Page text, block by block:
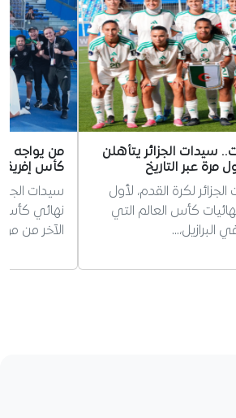
سيدات الجزائر يتأهلن
مرة عبر التاريخ
لكرة القدم، لأول
كأس العالم التي
من يواجه
كأس
سيدات
الآخر من